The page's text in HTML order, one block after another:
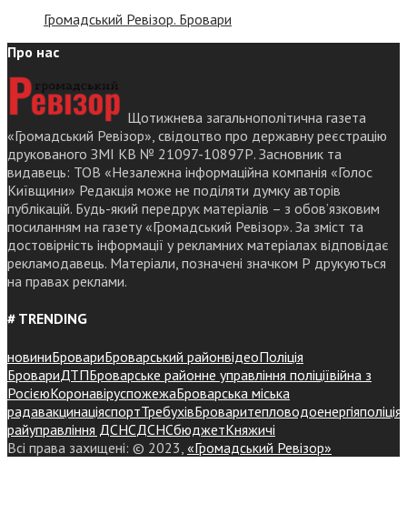
Громадський Ревізор. Бровари
Про нас
Щотижнева загальнополітична газета
«Громадський Ревізор», свідоцтво про державну реєстрацію
друкованого ЗМІ КВ № 21097-10897Р. Засновник та
видавець: ТОВ «Незалежна інформаційна компанія «Голос
Київщини» Редакція може не поділяти думку авторів
публікацій. Будь-який передрук матеріалів – з обов’язковим
посиланням на газету «Громадський Ревізор». За зміст та
достовірність інформації у рекламних матеріалах відповідає
рекламодавець. Матеріали, позначені значком Р друкуються
на правах реклами.
# TRENDING
новиниБровариБроварський районвідеоПоліція
БровариДТПБроварське районне управління поліціївійна з
РосієюКоронавіруспожежаБроварська міська
радавакцинаціяспортТребухівБроваритепловодоенергіяполіція
райуправління ДСНСДСНСбюджетКняжичі
Всі права захищені: © 2023, «Громадський Ревізор»